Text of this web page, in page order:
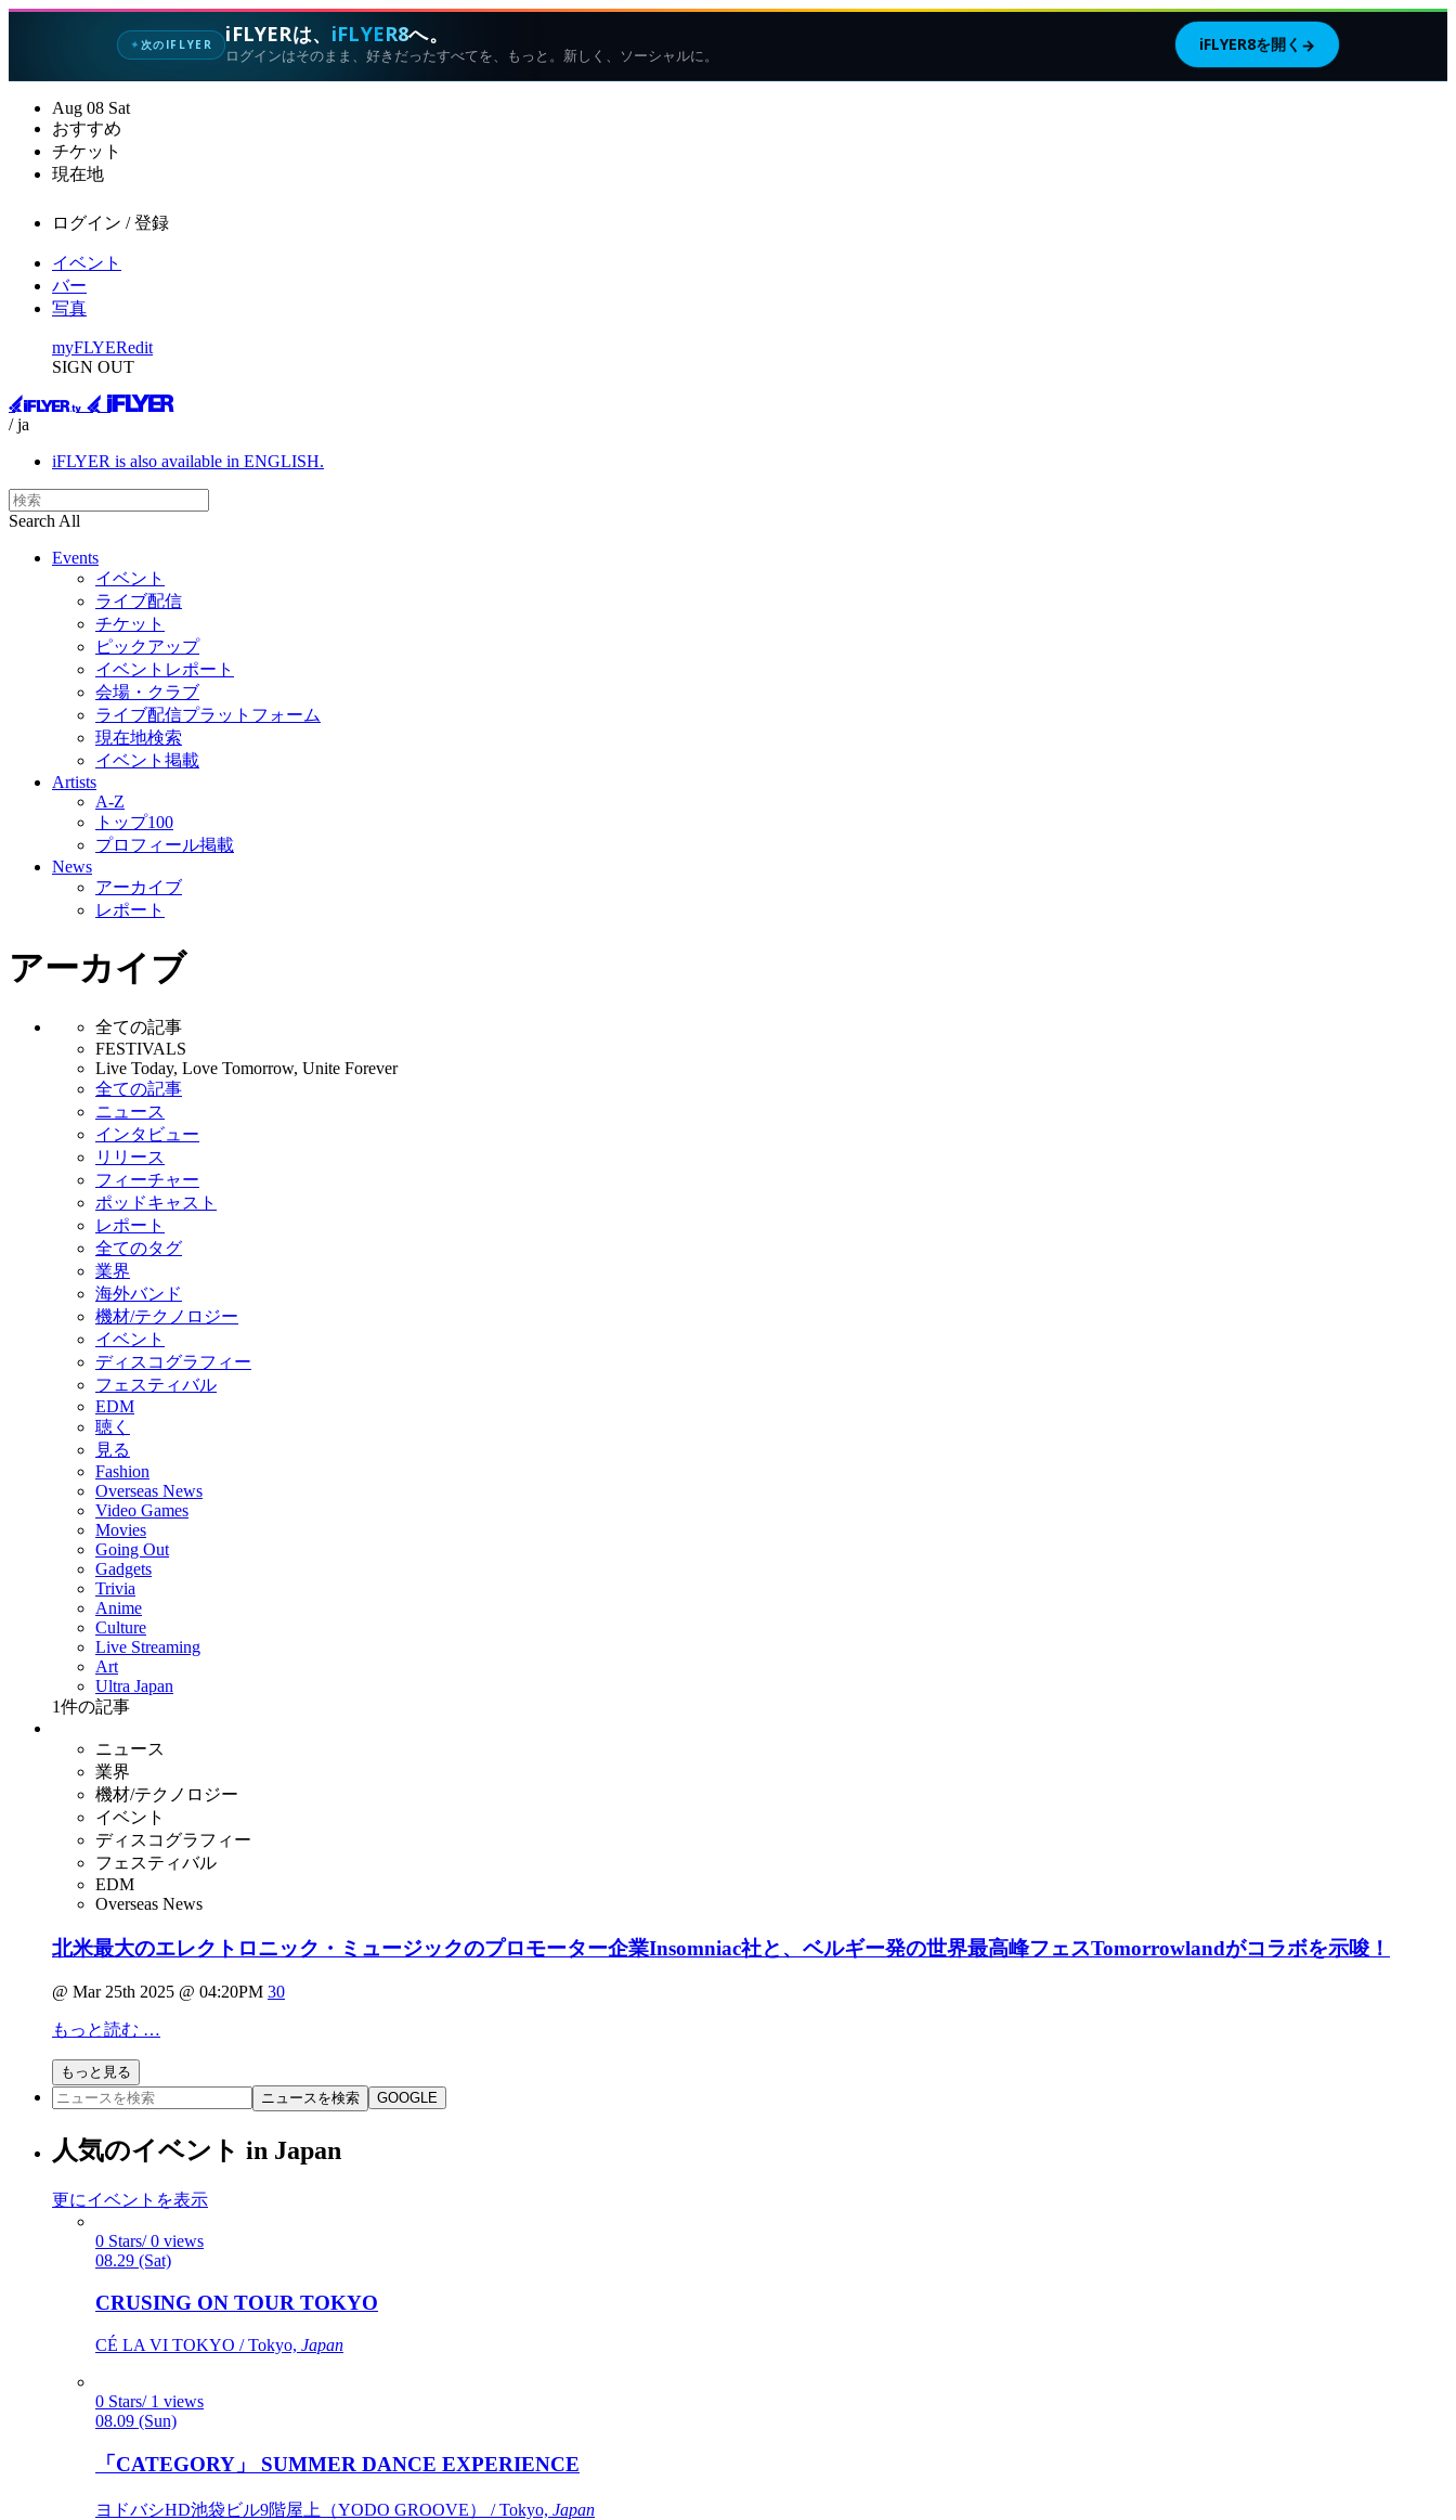
✦次のIFLYER iFLYERは、 iFLYER8へ。
ログインはそのまま、好きだったすべてを、もっと。新しく、ソーシャルに。
iFLYER8を開く →
Aug 08 Sat
おすすめ
チケット
現在地
ログイン / 登録
イベント
バー
写真
myFLYERedit
SIGN OUT
/ ja
iFLYER is also available in ENGLISH.
Search All
Events
イベント
ライブ配信
チケット
ピックアップ
イベントレポート
会場・クラブ
ライブ配信プラットフォーム
現在地検索
イベント掲載
Artists
A-Z
トップ100
プロフィール掲載
News
アーカイブ
レポート
アーカイブ
全ての記事
FESTIVALS
Live Today, Love Tomorrow, Unite Forever
全ての記事
ニュース
インタビュー
リリース
フィーチャー
ポッドキャスト
レポート
全てのタグ
業界
海外バンド
機材/テクノロジー
イベント
ディスコグラフィー
フェスティバル
EDM
聴く
見る
Fashion
Overseas News
Video Games
Movies
Going Out
Gadgets
Trivia
Anime
Culture
Live Streaming
Art
Ultra Japan
1件の記事
ニュース
業界
機材/テクノロジー
イベント
ディスコグラフィー
フェスティバル
EDM
Overseas News
北米最大のエレクトロニック・ミュージックのプロモーター企業Insomniac社と、ベルギー発の世界最高峰フェスTomorrowlandがコラボを示唆！
@ Mar 25th 2025 @ 04:20PM 30
もっと読む …
もっと見る
ニュースを検索
GOOGLE
人気のイベント in Japan
更にイベントを表示
0 Stars/ 0 views
08.29 (Sat)
CRUSING ON TOUR TOKYO
CÉ LA VI TOKYO / Tokyo, Japan
0 Stars/ 1 views
08.09 (Sun)
「CATEGORY」 SUMMER DANCE EXPERIENCE
ヨドバシHD池袋ビル9階屋上（YODO GROOVE） / Tokyo, Japan